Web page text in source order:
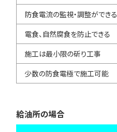
防食電流の監視・調整ができる
電食、自然腐食を防止できる
施工は最小限の斫り工事
少数の防食電極で施工可能
給油所の場合